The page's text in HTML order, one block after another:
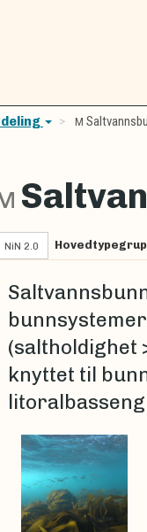
M
NiN 2.0
(saltholdighet
knyttet til